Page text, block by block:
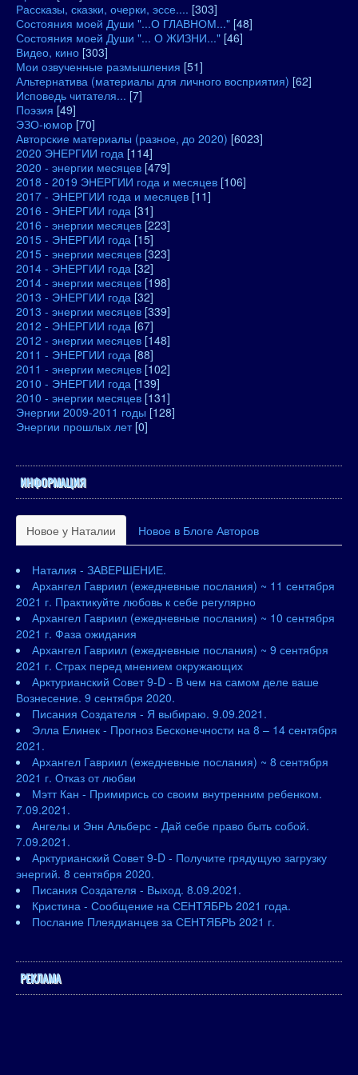
Рассказы, сказки, очерки, эссе.... [303]
Состояния моей Души "...О ГЛАВНОМ..." [48]
Состояния моей Души "... О ЖИЗНИ..." [46]
Видео, кино [303]
Мои озвученные размышления [51]
Альтернатива (материалы для личного восприятия) [62]
Исповедь читателя... [7]
Поэзия [49]
ЭЗО-юмор [70]
Авторские материалы (разное, до 2020) [6023]
2020 ЭНЕРГИИ года [114]
2020 - энергии месяцев [479]
2018 - 2019 ЭНЕРГИИ года и месяцев [106]
2017 - ЭНЕРГИИ года и месяцев [11]
2016 - ЭНЕРГИИ года [31]
2016 - энергии месяцев [223]
2015 - ЭНЕРГИИ года [15]
2015 - энергии месяцев [323]
2014 - ЭНЕРГИИ года [32]
2014 - энергии месяцев [198]
2013 - ЭНЕРГИИ года [32]
2013 - энергии месяцев [339]
2012 - ЭНЕРГИИ года [67]
2012 - энергии месяцев [148]
2011 - ЭНЕРГИИ года [88]
2011 - энергии месяцев [102]
2010 - ЭНЕРГИИ года [139]
2010 - энергии месяцев [131]
Энергии 2009-2011 годы [128]
Энергии прошлых лет [0]
ИНФОРМАЦИЯ
Новое у Наталии Новое в Блоге Авторов
Наталия - ЗАВЕРШЕНИЕ.
Архангел Гавриил (ежедневные послания) ~ 11 сентября
2021 г. Практикуйте любовь к себе регулярно
Архангел Гавриил (ежедневные послания) ~ 10 сентября
2021 г. Фаза ожидания
Архангел Гавриил (ежедневные послания) ~ 9 сентября
2021 г. Страх перед мнением окружающих
Арктурианский Совет 9-D - В чем на самом деле ваше
Вознесение. 9 сентября 2020.
Писания Создателя - Я выбираю. 9.09.2021.
Элла Елинек - Прогноз Бесконечности на 8 – 14 сентября
2021.
Архангел Гавриил (ежедневные послания) ~ 8 сентября
2021 г. Отказ от любви
Мэтт Кан - Примирись со своим внутренним ребенком.
7.09.2021.
Ангелы и Энн Альберс - Дай себе право быть собой.
7.09.2021.
Арктурианский Совет 9-D - Получите грядущую загрузку
энергий. 8 сентября 2020.
Писания Создателя - Выход. 8.09.2021.
Кристина - Сообщение на СЕНТЯБРЬ 2021 года.
Послание Плеядианцев за СЕНТЯБРЬ 2021 г.
РЕКЛАМА